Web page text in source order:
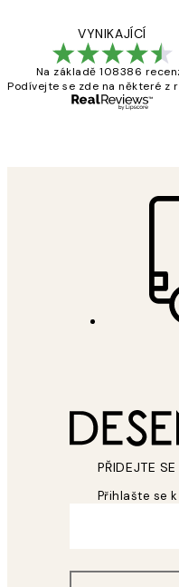
VYNIKAJÍCÍ
Na základě 108386
Podívejte se zde na některé z
PŘIDEJTE
Přihlašte se